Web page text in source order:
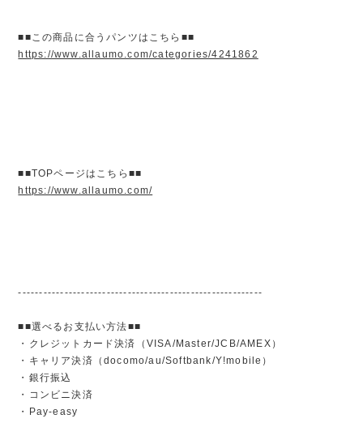
■■この商品に合うパンツはこちら■■
https://www.allaumo.com/categories/4241862
■■TOPページはこちら■■
https://www.allaumo.com/
----------------------------------------------------------
■■選べるお支払い方法■■
・クレジットカード決済（VISA/Master/JCB/AMEX）
・キャリア決済（docomo/au/Softbank/Y!mobile）
・銀行振込
・コンビニ決済
・Pay-easy